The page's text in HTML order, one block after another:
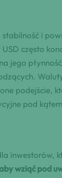
i
często
jego
podejście,
pod
wziąć pod